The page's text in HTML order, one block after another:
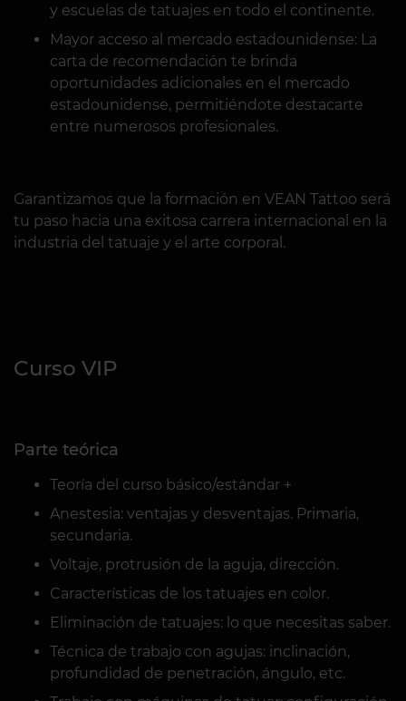
y escuelas de tatuajes en todo el continente.
Mayor acceso al mercado estadounidense: La
carta de recomendación te brinda
oportunidades adicionales en el mercado
estadounidense, permitiéndote destacarte
entre numerosos profesionales.
Garantizamos que la formación en VEAN Tattoo será
tu paso hacia una exitosa carrera internacional en la
industria del tatuaje y el arte corporal.
Curso VIP
Parte teórica
Teoría del curso básico/estándar +
Anestesia: ventajas y desventajas. Primaria,
secundaria.
Voltaje, protrusión de la aguja, dirección.
Características de los tatuajes en color.
Eliminación de tatuajes: lo que necesitas saber.
Técnica de trabajo con agujas: inclinación,
profundidad de penetración, ángulo, etc.